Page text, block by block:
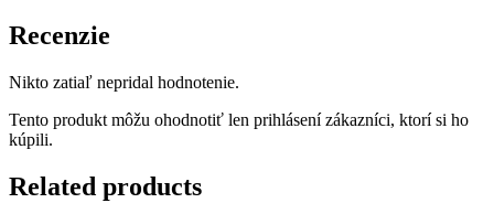
Recenzie
Nikto zatiaľ nepridal hodnotenie.
Tento produkt môžu ohodnotiť len prihlásení zákazníci, ktorí si ho
kúpili.
Related products